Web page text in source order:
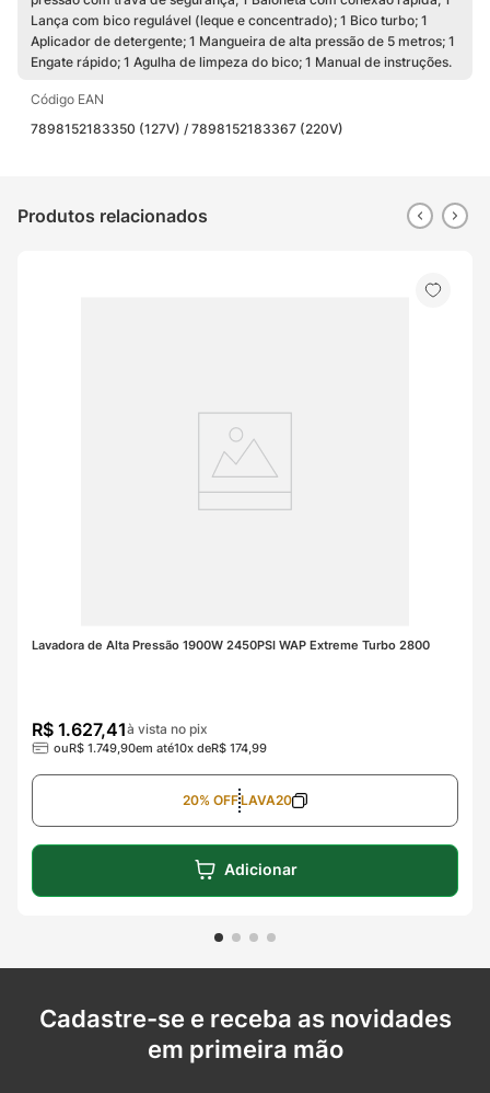
Lança com bico regulável (leque e concentrado); 1 Bico turbo; 1
Aplicador de detergente; 1 Mangueira de alta pressão de 5 metros; 1
Engate rápido; 1 Agulha de limpeza do bico; 1 Manual de instruções.
Código EAN
7898152183350 (127V) / 7898152183367 (220V)
Produtos relacionados
Lavadora de Alta Pressão 1900W 2450PSI WAP Extreme Turbo 2800
R$ 1.627,41à vista no pix
ouR$ 1.749 90em até10x deR$ 174 99
20% OFFLAVA20
Adicionar
Cadastre-se e receba as novidades
em primeira mão